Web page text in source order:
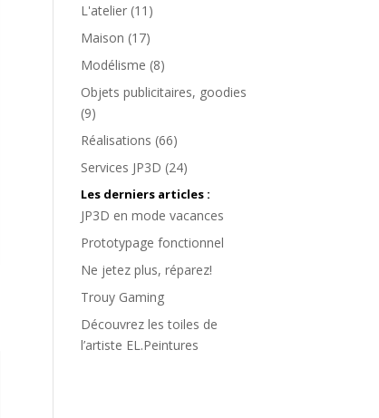
L'atelier (11)
Maison (17)
Modélisme (8)
Objets publicitaires, goodies
(9)
Réalisations (66)
Services JP3D (24)
Les derniers articles :
JP3D en mode vacances
Prototypage fonctionnel
Ne jetez plus, réparez!
Trouy Gaming
Découvrez les toiles de
l’artiste EL.Peintures